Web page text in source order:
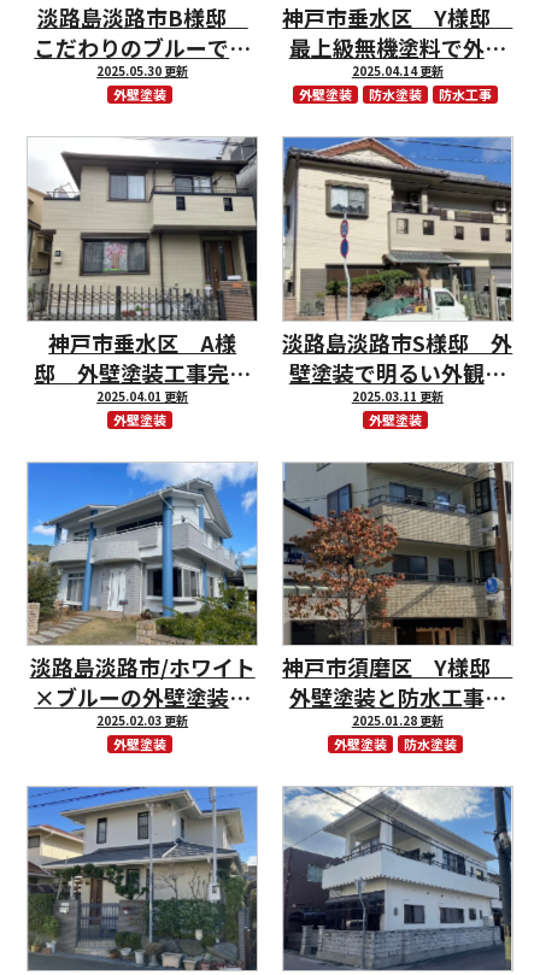
淡路島淡路市B様邸
こだわりのブルーで外
壁塗装工事
2025.05.30 更新
外壁塗装
神戸市垂水区 Y様邸
最上級無機塗料で外壁
塗装！
2025.04.14 更新
外壁塗装 防水塗装 防水工事
神戸市垂水区 A様
邸 外壁塗装工事完工
致しました。
2025.04.01 更新
外壁塗装
淡路島淡路市S様邸 外
壁塗装で明るい外観色
になりました
2025.03.11 更新
外壁塗装
淡路島淡路市/ホワイト
×ブルーの外壁塗装で
一新！
2025.02.03 更新
外壁塗装
神戸市須磨区 Y様邸
外壁塗装と防水工事で
お住いの耐久性アッ
プ！
2025.01.28 更新
外壁塗装 防水塗装